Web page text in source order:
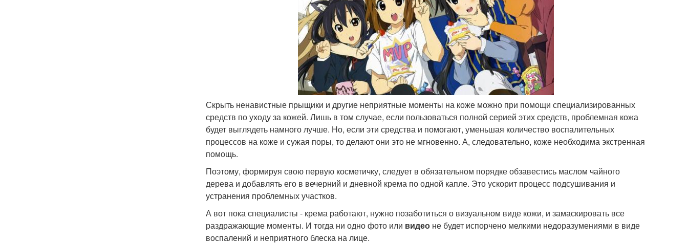
Скрыть ненавистные прыщики и другие неприятные моменты на коже можно при помощи специализированных
средств по уходу за кожей. Лишь в том случае, если пользоваться полной серией этих средств, проблемная кожа
будет выглядеть намного лучше. Но, если эти средства и помогают, уменьшая количество воспалительных
процессов на коже и сужая поры, то делают они это не мгновенно. А, следовательно, коже необходима экстренная
помощь.
Поэтому, формируя свою первую косметичку, следует в обязательном порядке обзавестись маслом чайного
дерева и добавлять его в вечерний и дневной крема по одной капле. Это ускорит процесс подсушивания и
устранения проблемных участков.
А вот пока специалисты - крема работают, нужно позаботиться о визуальном виде кожи, и замаскировать все
раздражающие моменты. И тогда ни одно фото или видео не будет испорчено мелкими недоразумениями в виде
воспалений и неприятного блеска на лице.